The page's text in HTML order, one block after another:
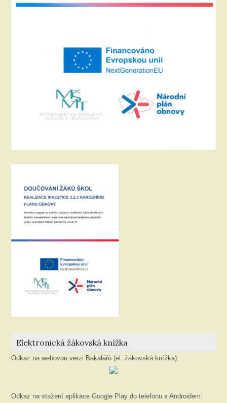
Elektronická žákovská knížka
Odkaz na webovou verzi Bakalářů (el. žákovská knížka):
Odkaz na stažení aplikace Google Play do telefonu s Androidem: